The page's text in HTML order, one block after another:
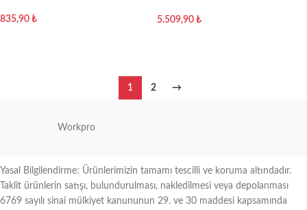
835,90 ₺ 5.509,90 ₺
1 2 →
Workpro
Yasal Bilgilendirme: Ürünlerimizin tamamı tescilli ve koruma altındadır.
Taklit ürünlerin satışı, bulundurulması, nakledilmesi veya depolanması
6769 sayılı sinai mülkiyet kanununun 29. ve 30 maddesi kapsamında